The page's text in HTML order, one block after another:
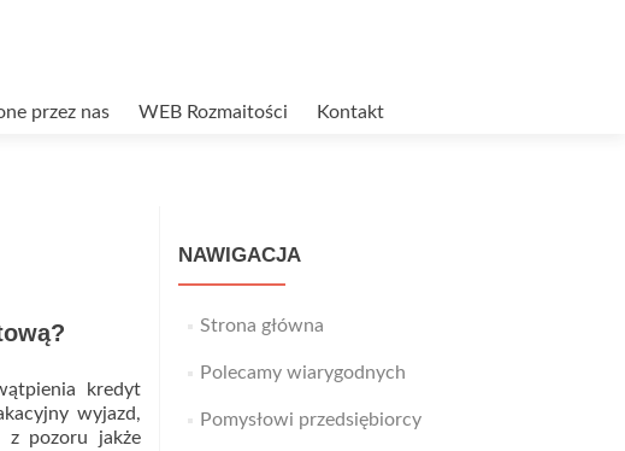
przez nas WEB Rozmaitości Kontakt
kredyt
wyjazd,
z pozoru jakże
NAWIGACJA
Strona główna
Polecamy wiarygodnych
Pomysłowi przedsiębiorcy